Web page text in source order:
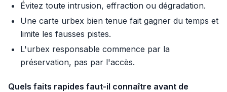
Évitez toute intrusion, effraction ou dégradation.
Une carte urbex bien tenue fait gagner du temps et
limite les fausses pistes.
L'urbex responsable commence par la
préservation, pas par l'accès.
Quels faits rapides faut-il connaître avant de